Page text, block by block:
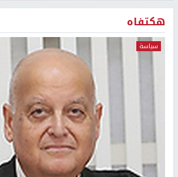
هكتفاه
سياسة